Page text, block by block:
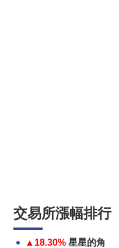
交易所漲幅排行
▲18.30% 星星的角